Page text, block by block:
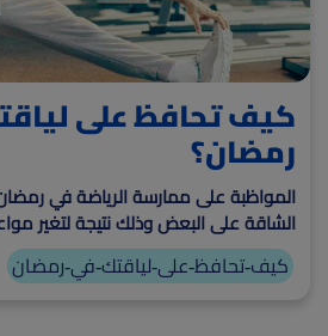
كيف تحافظ على
رمضان؟
المواظبة على ممارسة الرياضة في
الشاقة على البعض وذلك نتيجة لتغير
لساعات طويلة.
كيف-تحافظ-على-لياقتك-في-رمضان